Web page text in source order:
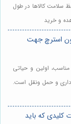
سلامت کالاها در طول
و خرید
استرچ جهت
اولین و حیاتی
و حمل ونقل است.
کلیدی که باید